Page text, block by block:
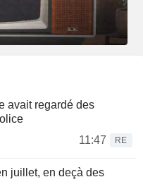
avait regardé des
11:47
RE
juillet, en deçà des